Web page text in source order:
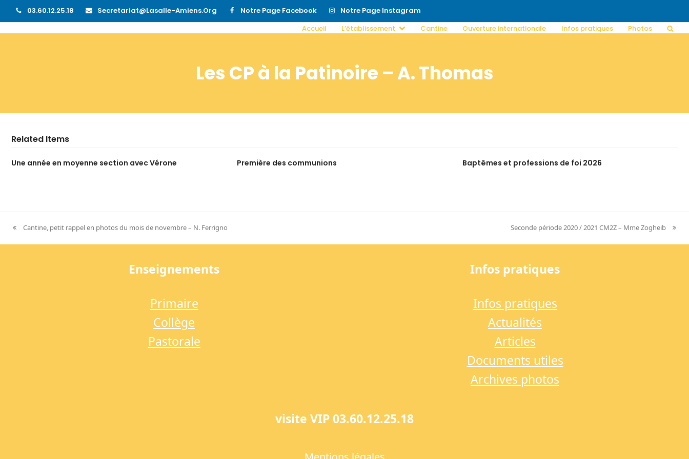
03.60.12.25.18 Secretariat@lasalle-Amiens.org Notre Page Facebook
Notre Page Instagram
Accueil
L’établissement Cantine Ouverture internationale Infos pratiques Photos
Les CP à la Patinoire – A. Thomas
Related Items
Une année en moyenne section avec Vérone Première des communions Baptêmes et professions de foi 2026
previous
post:
Cantine, petit rappel en photos du mois de novembre – N. Ferrigno
next
post:
Seconde période 2020 / 2021 CM2Z – Mme Zogheib
Enseignements
Primaire
Collège
Pastorale
Infos pratiques
Infos pratiques
Actualités
Articles
Documents utiles
Archives photos
visite VIP 03.60.12.25.18